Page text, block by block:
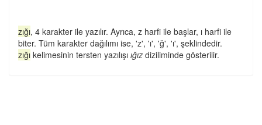
zığı, 4 karakter ile yazılır. Ayrıca, z harfi ile başlar, ı harfi ile
biter. Tüm karakter dağılımı ise, 'z', 'ı', 'ğ', 'ı', şeklindedir.
zığı kelimesinin tersten yazılışı ığız diziliminde gösterilir.